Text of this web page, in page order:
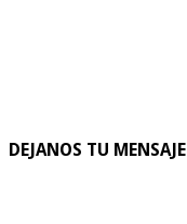
DEJANOS TU MENSAJE